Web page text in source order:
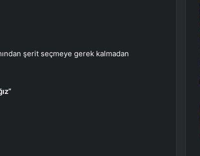
şerit seçmeye gerek kalmadan